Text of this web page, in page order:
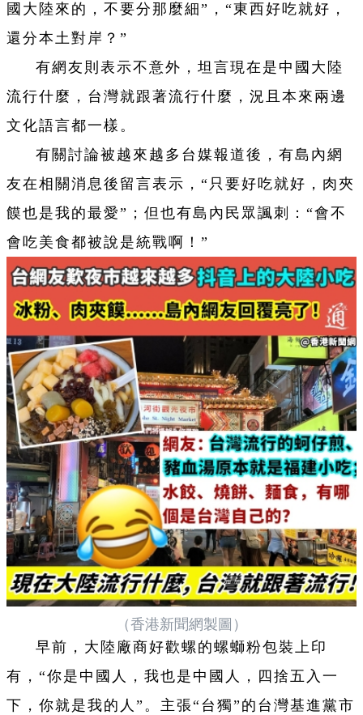
國大陸來的，不要分那麼細”，“東西好吃就好，
還分本土對岸？”
有網友則表示不意外，坦言現在是中國大陸
流行什麼，台灣就跟著流行什麼，況且本來兩邊
文化語言都一樣。
有關討論被越來越多台媒報道後，有島內網
友在相關消息後留言表示，“只要好吃就好，肉夾
饃也是我的最愛”；但也有島內民眾諷刺：“會不
會吃美食都被說是統戰啊！”
（香港新聞網製圖）
早前，大陸廠商好歡螺的螺螄粉包裝上印
有，“你是中國人，我也是中國人，四捨五入一
下，你就是我的人”。主張“台獨”的台灣基進黨市